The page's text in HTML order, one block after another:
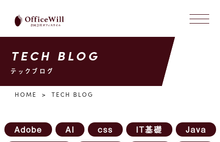
TECH BLOG
テックブログ
HOME TECH BLOG
Adobe AI css IT基礎
Java